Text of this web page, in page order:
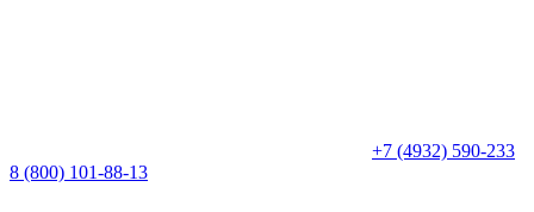
+7 (4932) 590-233
8 (800) 101-88-13